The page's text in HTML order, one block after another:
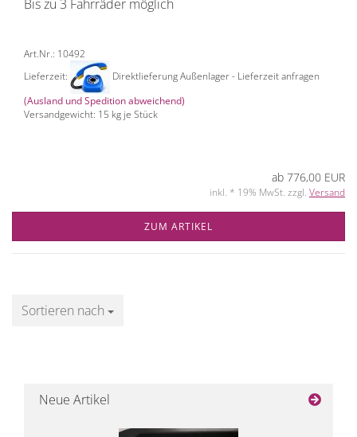
Bis zu 3 Fahrräder möglich
Art.Nr.: 10492
Lieferzeit:
Direktlieferung Außenlager - Lieferzeit anfragen
(Ausland und Spedition abweichend)
Versandgewicht: 15 kg je Stück
ab 776,00 EUR
inkl. * 19% MwSt. zzgl. Versand
ZUM ARTIKEL
Sortieren nach
Sortieren nach
Neue Artikel